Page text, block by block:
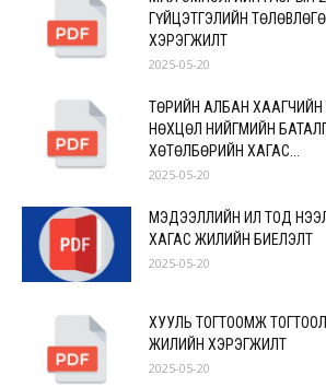
ГҮЙЦЭТГЭЛИЙН
ХЭРЭГЖИЛТ
2025-05-20
ТӨРИЙН АЛБАН
НӨХЦӨЛ НИЙГМИЙН
ХӨТӨЛБӨРИЙН ХАГАС...
2025-05-20
МЭДЭЭЛЛИЙН ИЛ ТОД
ХАГАС ЖИЛИЙН БИЕЛЭЛТ
2025-05-20
ХУУЛЬ ТОГТООМЖ
ЖИЛИЙН ХЭРЭГЖИЛТ
2025-05-20